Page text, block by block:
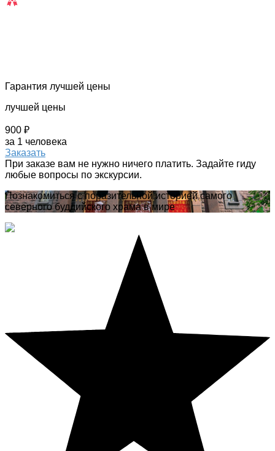
Гарантия лучшей цены
лучшей цены
900 ₽
за 1 человека
Заказать
При заказе вам не нужно ничего платить. Задайте гиду
любые вопросы по экскурсии.
Познакомиться с поразительной историей самого
северного буддийского храма в мире